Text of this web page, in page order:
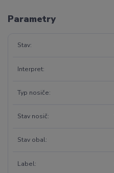
Parametry
Stav
Interpret
Typ nosiče
Stav nosič
Stav obal
Label